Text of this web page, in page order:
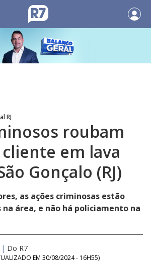
RJ
roubam
em lava
Gonçalo (RJ)
as ações criminosas estão
área, e não há policiamento na
| Do R7
EM 30/08/2024 - 16H55)